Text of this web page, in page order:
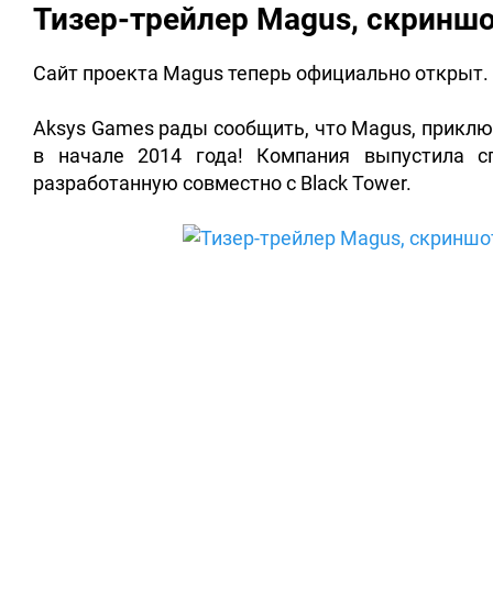
Тизер-трейлер Magus,
Сайт проекта Magus теперь официально открыт.
Aksys Games рады сообщить, что Magus,
в начале 2014 года! Компания выпустила
разработанную совместно с Black Tower.